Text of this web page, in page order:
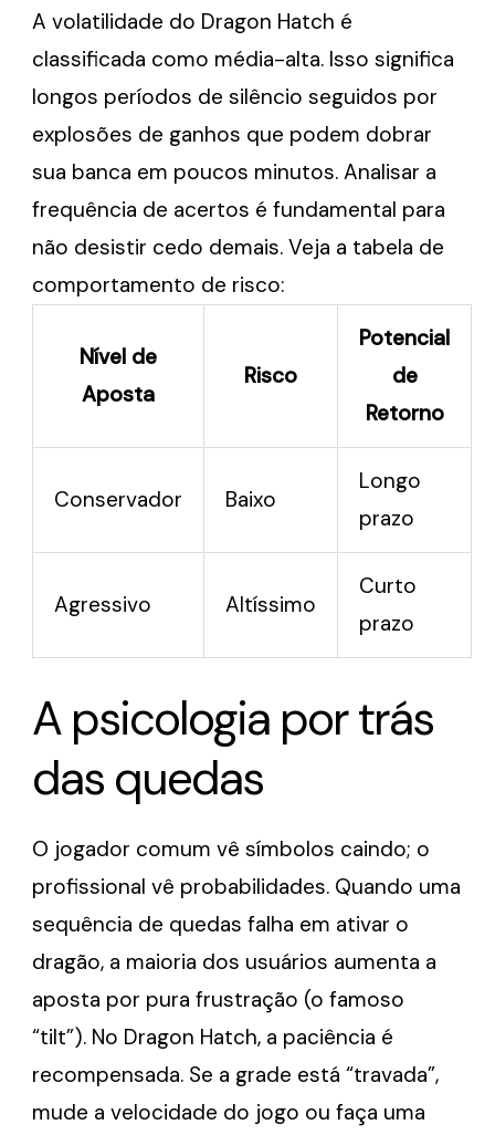
A volatilidade do Dragon Hatch é
classificada como média-alta. Isso significa
longos períodos de silêncio seguidos por
explosões de ganhos que podem dobrar
sua banca em poucos minutos. Analisar a
frequência de acertos é fundamental para
não desistir cedo demais. Veja a tabela de
comportamento de risco:
Nível de
Aposta
Risco
Potencial
de
Retorno
Conservador Baixo
Longo
prazo
Agressivo Altíssimo
Curto
prazo
A psicologia por trás
das quedas
O jogador comum vê símbolos caindo; o
profissional vê probabilidades. Quando uma
sequência de quedas falha em ativar o
dragão, a maioria dos usuários aumenta a
aposta por pura frustração (o famoso
“tilt”). No Dragon Hatch, a paciência é
recompensada. Se a grade está “travada”,
mude a velocidade do jogo ou faça uma